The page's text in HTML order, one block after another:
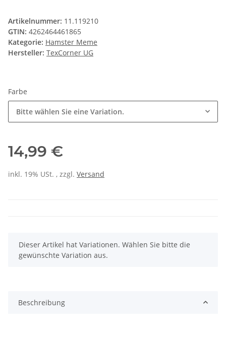
Artikelnummer: 11.119210
GTIN: 4262464461865
Kategorie: Hamster Meme
Hersteller: TexCorner UG
Farbe
Bitte wählen Sie eine Variation.
14,99 €
inkl. 19% USt. , zzgl. Versand
x
Dieser Artikel hat Variationen. Wählen Sie bitte die
gewünschte Variation aus.
Beschreibung